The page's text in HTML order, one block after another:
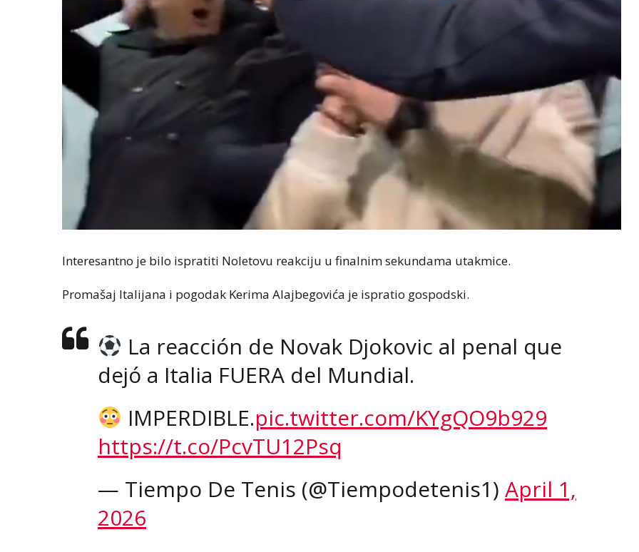
Interesantno je bilo ispratiti Noletovu reakciju u finalnim sekundama utakmice.
Promašaj Italijana i pogodak Kerima Alajbegovića je ispratio gospodski.
La reacción de Novak Djokovic al penal que
dejó a Italia FUERA del Mundial.
IMPERDIBLE.pic.twitter.com/KYgQO9b929
https://t.co/PcvTU12Psq
— Tiempo De Tenis (@Tiempodetenis1) April 1,
2026